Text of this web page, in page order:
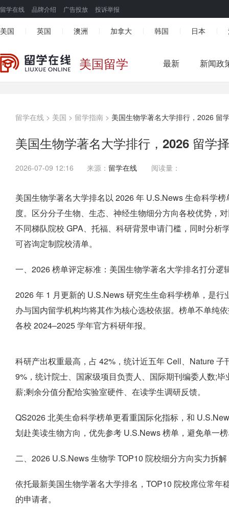
留学在线 品牌介绍 广告投放 投诉举报
美国 英国 澳洲 加拿大 韩国 日本
美国留学 最新 新闻政
留学在线 > 美国 > 留学指南 > 美国生物学著名大学排行，2026 留
美国生物学著名大学排行，2026 留学
2026-07-09 12:16 来源： 留学在线 阅读量：
美国生物学著名大学排名以 2026 年 U.S.News 生命科学
度。区分分子生物、生态、神经生物细分方向各校优势，
不同梯队院校 GPA、托福、科研背景申请门槛，同时分
可咨询定制院校清单。
一、2026 榜单评定标准：美国生物学著名大学排名打分逻
2026 年 1 月更新的 U.S.News 研究生生命科学榜单，是
办与国内留学机构均将其作为核心选校依据。榜单不单纯
各校 2024–2025 学年官方科研年报。
科研产出权重最高，占 42%，统计近五年 Cell、Nature
9%，统计院士、国家级项目负责人、国际期刊编委人数;
薪;剩余分值分配给实验室硬件、在读学生调研反馈。
QS2026 北美生命科学榜单更看重国际化指标，和
划赴美读生物方向，优先参考 U.S.News 榜单，避免单一
二、2026 U.S.News 生物学 TOP10 院校细分方向实力拆解
依托最新美国生物学著名大学排名，TOP10 院校席位常
的申请者。